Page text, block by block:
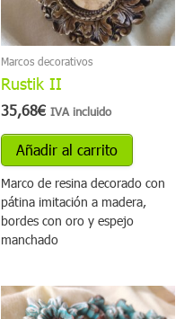
Marcos decorativos
Rustik II
35,68€ IVA incluido
Añadir al carrito
Marco de resina decorado con
pátina imitación a madera,
bordes con oro y espejo
manchado